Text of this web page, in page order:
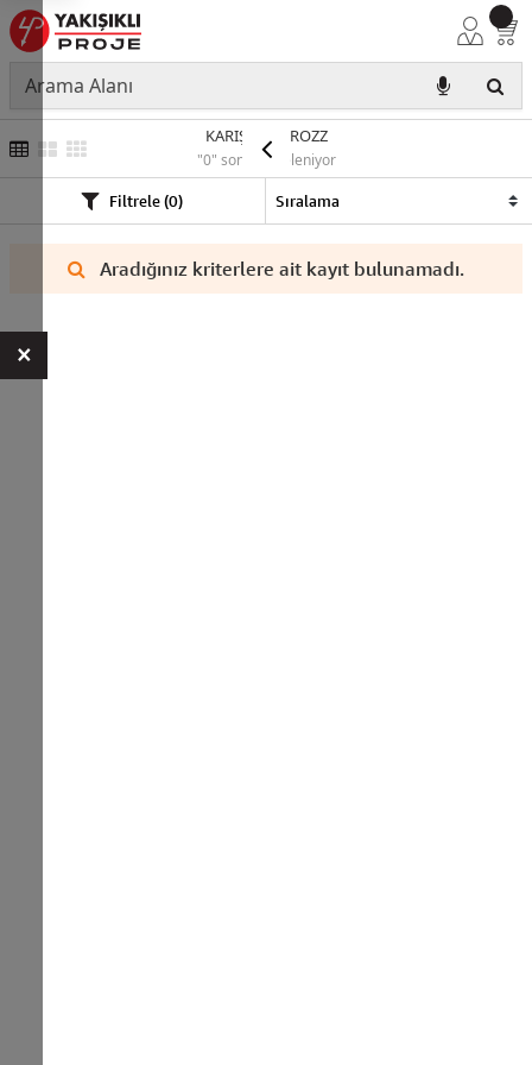
KARIŞIK-HOROZZ
"0" sonuç listeleniyor
Filtrele (0)
Aradığınız kriterlere ait kayıt bulunamadı.
×